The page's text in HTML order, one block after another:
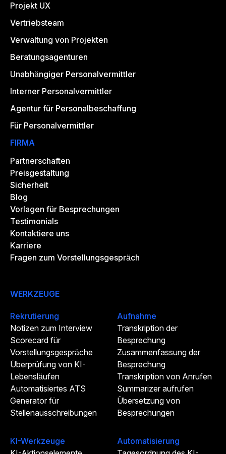
Projekt UX
Vertriebsteam
Verwaltung von Projekten
Beratungsagenturen
Unabhängiger Personalvermittler
Interner Personalvermittler
Agentur für Personalbeschaffung
Für Personalvermittler
FIRMA
Partnerschaften
Preisgestaltung
Sicherheit
Blog
Vorlagen für Besprechungen
Testimonials
Kontaktiere uns
Karriere
Fragen zum Vorstellungsgespräch
WERKZEUGE
Rekrutierung
Notizen zum Interview
Scorecard für
Vorstellungsgespräche
Überprüfung von KI-
Lebensläufen
Automatisiertes ATS
Generator für
Stellenausschreibungen
Aufnahme
Transkription der
Besprechung
Zusammenfassung der
Besprechung
Transkription von Anrufen
Summarizer aufrufen
Übersetzung von
Besprechungen
KI-Werkzeuge
Automatisierung